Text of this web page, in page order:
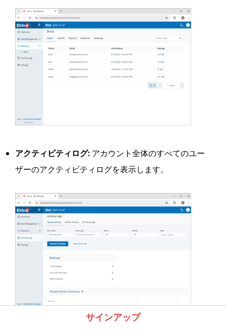
アクティビティログ: アカウント全体のすべてのユー
ザーのアクティビティログを表示します。
サインアップ